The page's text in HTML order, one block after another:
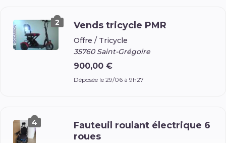
2 Vends tricycle PMR
Offre / Tricycle
35760 Saint-Grégoire
900,00 €
Déposée le 29/06 à 9h27
4
Fauteuil roulant électrique 6
roues